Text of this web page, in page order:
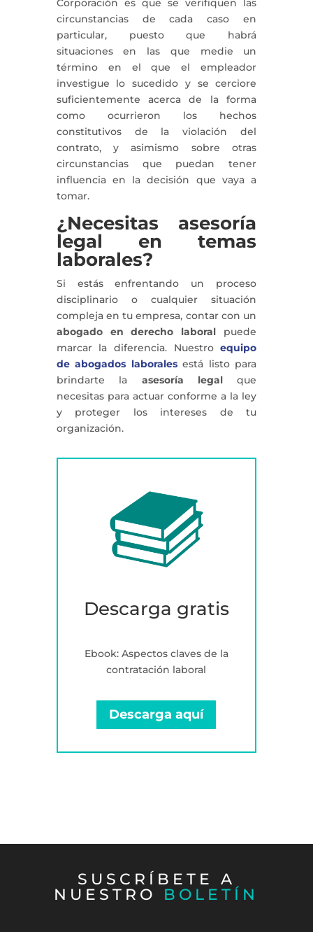
circunstancias de cada caso en
particular, puesto que habrá
situaciones en las que medie un
término en el que el empleador
investigue lo sucedido y se cerciore
suficientemente acerca de la forma
como ocurrieron los hechos
constitutivos de la violación del
contrato, y asimismo sobre otras
circunstancias que puedan tener
influencia en la decisión que vaya a
tomar.
¿Necesitas asesoría
legal en temas
laborales?
Si estás enfrentando un proceso
disciplinario o cualquier situación
compleja en tu empresa, contar con un
abogado en derecho laboral puede
marcar la diferencia. Nuestroequipo
de abogados laboralesestá listo para
brindarte la asesoría legalque
necesitas para actuar conforme a la ley
y proteger los intereses de tu
organización.
Descarga gratis
Ebook: Aspectos claves de la
contratación laboral
Descarga aquí
SUSCRÍBETE A
NUESTRO
BOLETÍN